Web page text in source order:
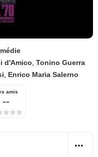
d'Amico Tonino Guerra
Enrico Maria Salerno
amis
--